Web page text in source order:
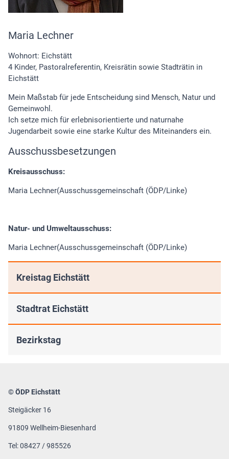
Maria Lechner
Wohnort: Eichstätt
4 Kinder, Pastoralreferentin, Kreisrätin sowie Stadträtin in
Eichstätt
Mein Maßstab für jede Entscheidung sind Mensch, Natur und
Gemeinwohl.
Ich setze mich für erlebnisorientierte und naturnahe
Jugendarbeit sowie eine starke Kultur des Miteinanders ein.
Ausschussbesetzungen
Kreisausschuss:
Maria Lechner(Ausschussgemeinschaft (ÖDP/Linke)
Natur- und Umweltausschuss:
Maria Lechner(Ausschussgemeinschaft (ÖDP/Linke)
Kreistag Eichstätt
Stadtrat Eichstätt
Bezirkstag
© ÖDP Eichstätt
Steigäcker 16
91809 Wellheim-Biesenhard
Tel: 08427 / 985526